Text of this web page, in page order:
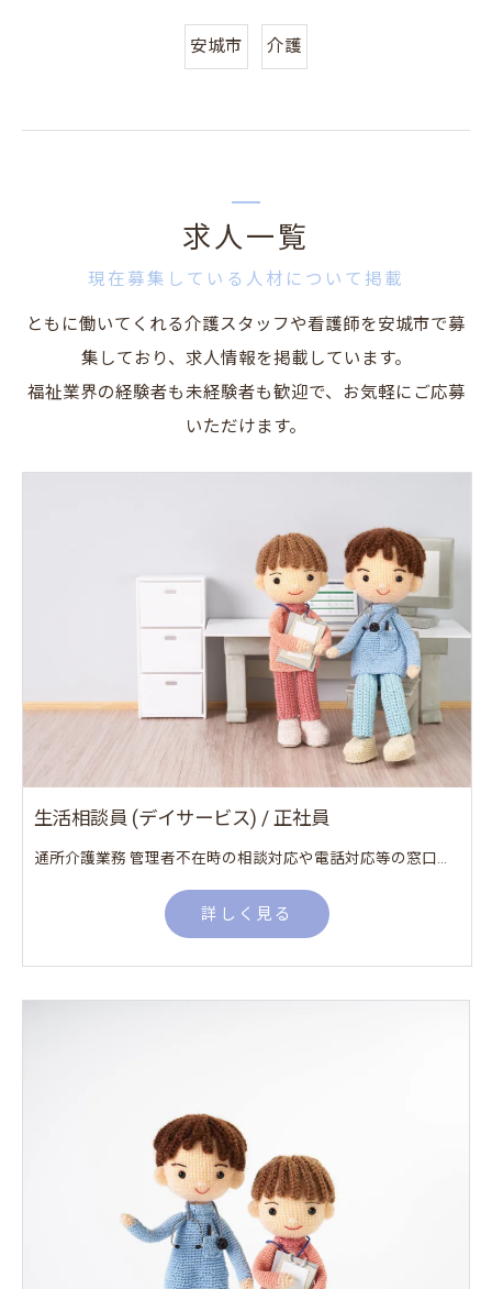
安城市 介護
現在募集している人材について掲載
求人一覧
ともに働いてくれる介護スタッフや看護師を安城市で募
集しており、求人情報を掲載しています。
福祉業界の経験者も未経験者も歓迎で、お気軽にご応募
いただけます。
生活相談員 (デイサービス) / 正社員
詳しく見る